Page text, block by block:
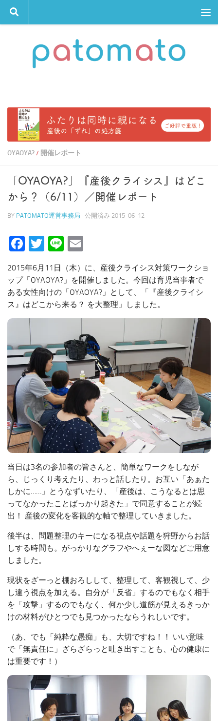
コンテンツへスキップ
OYAOYA? / 開催レポート
「OYAOYA?」『産後クライシス』はどこ
から？（6/11）／開催レポート
BY PATOMATO運営事務局 · 公開済み 2015-06-12
Facebook
Twitter
Line
2015年6月11日（木）に、産後クライシス対策ワークショ
ップ「OYAOYA?」を開催しました。今回は育児当事者で
ある女性向けの「OYAOYA?」として、「『産後クライシ
ス』はどこから来る？ を大整理」しました。
当日は3名の参加者の皆さんと、簡単なワークをしなが
ら、じっくり考えたり、わっと話したり。お互い「あぁた
しかに……」とうなずいたり、「産後は、こうなるとは思
ってなかったことばっかり起きた」で同意することが続
出！ 産後の変化を客観的な軸で整理していきました。
後半は、問題整理のキーになる視点や話題を狩野からお話
しする時間も。がっかりなグラフやへぇーな図などご用意
しました。
現状をざーっと棚おろしして、整理して、客観視して、少
し違う視点を加える。自分が「反省」するのでもなく相手
を「攻撃」するのでもなく、何か少し道筋が見えるきっか
けの材料がひとつでも見つかったならうれしいです。
（あ、でも「純粋な愚痴」も、大切ですね！！ いい意味
で「無責任に」ざらざらっと吐き出すことも、心の健康に
は重要です！）